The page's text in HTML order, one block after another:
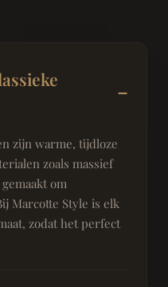
zijn warme, tijdloze
zoals massief
om
Marcotte Style is elk
zodat het perfect